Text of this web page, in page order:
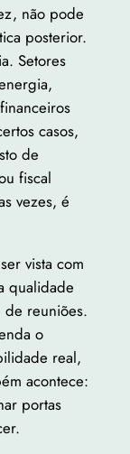
não pode
posterior.
Setores
casos,
de
fiscal
vezes, é
vista com
qualidade
de reuniões.
o
real,
acontece:
portas